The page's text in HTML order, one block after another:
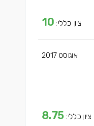
ציון כללי: 10
אוגוסט 2017
ציון כללי: 8.75